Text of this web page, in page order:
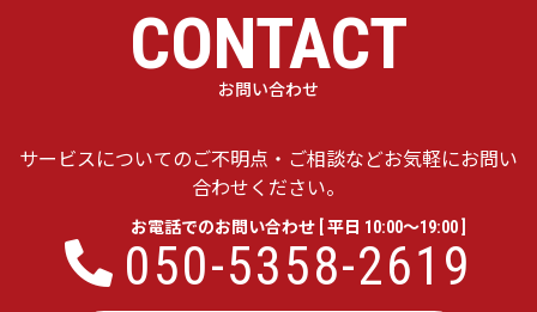
CONTACT
お問い合わせ
サービスについてのご不明点・ご相談などお気軽にお問い
合わせください。
お電話でのお問い合わせ [ 平日 10:00〜19:00 ]
050-5358-2619